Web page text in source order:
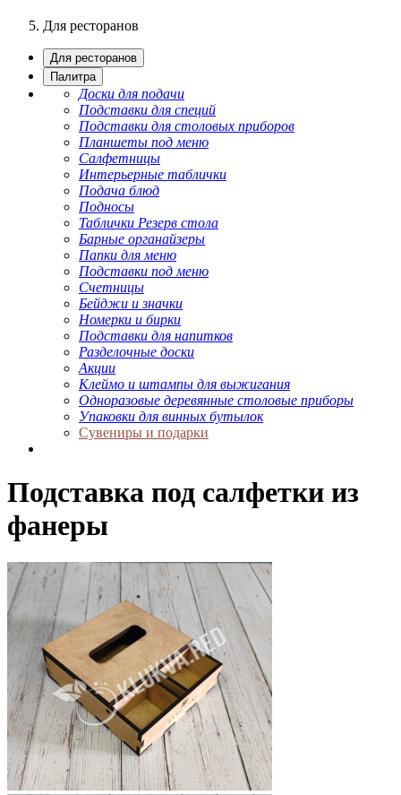
Для ресторанов
Для ресторанов
Палитра
Доски для подачи
Подставки для специй
Подставки для столовых приборов
Планшеты под меню
Салфетницы
Интерьерные таблички
Подача блюд
Подносы
Таблички Резерв стола
Барные органайзеры
Папки для меню
Подставки под меню
Счетницы
Бейджи и значки
Номерки и бирки
Подставки для напитков
Разделочные доски
Акции
Клеймо и штампы для выжигания
Одноразовые деревянные столовые приборы
Упаковки для винных бутылок
Сувениры и подарки
Подставка под салфетки из
фанеры